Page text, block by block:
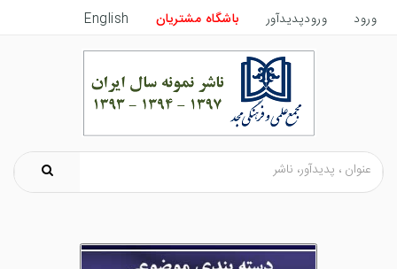
ورود ورودپدیدآور باشگاه مشتریان English